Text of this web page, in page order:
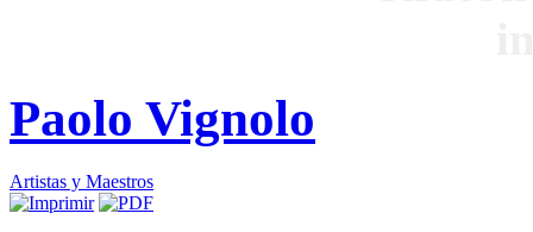
Paolo Vignolo
Artistas y Maestros